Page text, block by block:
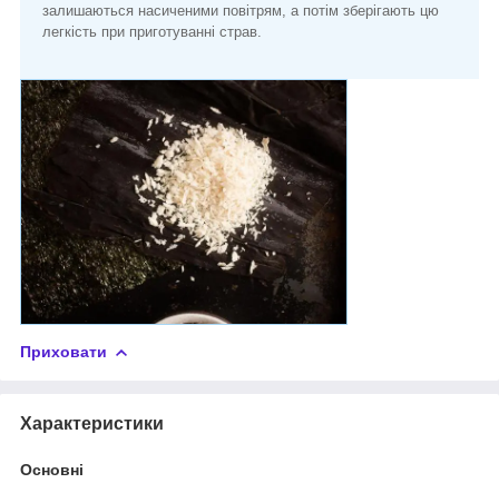
залишаються насиченими повітрям, а потім зберігають цю
легкість при приготуванні страв.
Приховати
Характеристики
Основні